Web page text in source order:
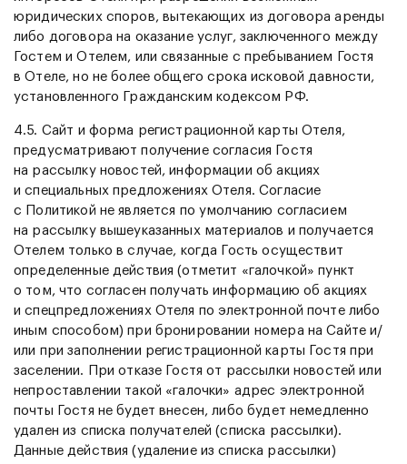
юридических споров, вытекающих из договора аренды
либо договора на оказание услуг, заключенного между
Гостем и Отелем, или связанные с пребыванием Гостя
в Отеле, но не более общего срока исковой давности,
установленного Гражданским кодексом РФ.
4.5. Сайт и форма регистрационной карты Отеля,
предусматривают получение согласия Гостя
на рассылку новостей, информации об акциях
и специальных предложениях Отеля. Согласие
с Политикой не является по умолчанию согласием
на рассылку вышеуказанных материалов и получается
Отелем только в случае, когда Гость осуществит
определенные действия (отметит «галочкой» пункт
о том, что согласен получать информацию об акциях
и спецпредложениях Отеля по электронной почте либо
иным способом) при бронировании номера на Сайте и/
или при заполнении регистрационной карты Гостя при
заселении. При отказе Гостя от рассылки новостей или
непроставлении такой «галочки» адрес электронной
почты Гостя не будет внесен, либо будет немедленно
удален из списка получателей (списка рассылки).
Данные действия (удаление из списка рассылки)